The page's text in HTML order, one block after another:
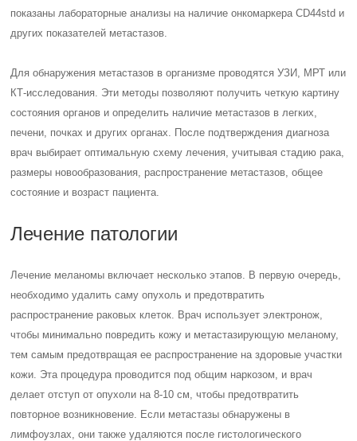
показаны лабораторные анализы на наличие онкомаркера CD44std и
других показателей метастазов.
Для обнаружения метастазов в организме проводятся УЗИ, МРТ или
КТ-исследования. Эти методы позволяют получить четкую картину
состояния органов и определить наличие метастазов в легких,
печени, почках и других органах. После подтверждения диагноза
врач выбирает оптимальную схему лечения, учитывая стадию рака,
размеры новообразования, распространение метастазов, общее
состояние и возраст пациента.
Лечение патологии
Лечение меланомы включает несколько этапов. В первую очередь,
необходимо удалить саму опухоль и предотвратить
распространение раковых клеток. Врач использует электронож,
чтобы минимально повредить кожу и метастазирующую меланому,
тем самым предотвращая ее распространение на здоровые участки
кожи. Эта процедура проводится под общим наркозом, и врач
делает отступ от опухоли на 8-10 см, чтобы предотвратить
повторное возникновение. Если метастазы обнаружены в
лимфоузлах, они также удаляются после гистологического